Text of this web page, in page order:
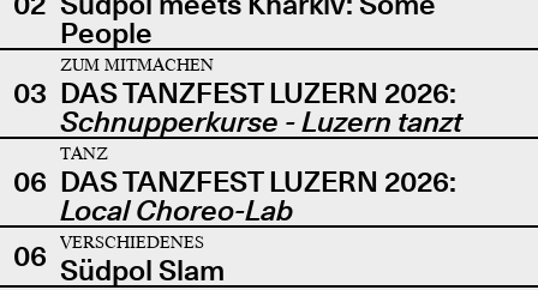
People
03
ZUM MITMACHEN
DAS TANZFEST LUZERN 2026:
Schnupperkurse - Luzern tanzt
06
TANZ
DAS TANZFEST LUZERN 2026:
Local Choreo-Lab
06
VERSCHIEDENES
Südpol Slam